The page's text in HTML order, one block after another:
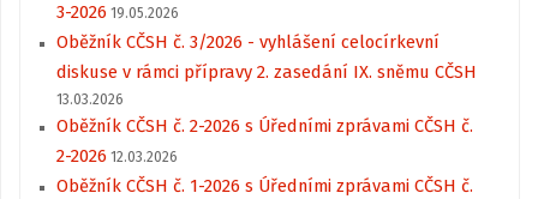
3-2026 19.05.2026
Oběžník CČSH č. 3/2026 - vyhlášení celocírkevní
diskuse v rámci přípravy 2. zasedání IX. sněmu CČSH
13.03.2026
Oběžník CČSH č. 2-2026 s Úředními zprávami CČSH č.
2-2026 12.03.2026
Oběžník CČSH č. 1-2026 s Úředními zprávami CČSH č.